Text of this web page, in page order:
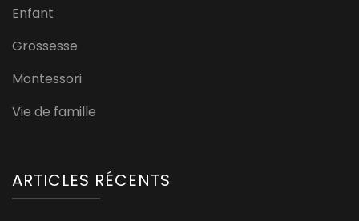
Enfant
Grossesse
Montessori
Vie de famille
ARTICLES RÉCENTS